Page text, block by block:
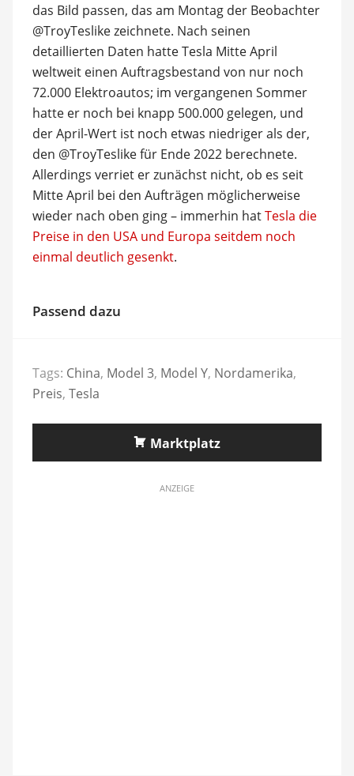
das Bild passen, das am Montag der Beobachter
@TroyTeslike zeichnete. Nach seinen
detaillierten Daten hatte Tesla Mitte April
weltweit einen Auftragsbestand von nur noch
72.000 Elektroautos; im vergangenen Sommer
hatte er noch bei knapp 500.000 gelegen, und
der April-Wert ist noch etwas niedriger als der,
den @TroyTeslike für Ende 2022 berechnete.
Allerdings verriet er zunächst nicht, ob es seit
Mitte April bei den Aufträgen möglicherweise
wieder nach oben ging – immerhin hatTesla die
Preise in den USA und Europa seitdem noch
einmal deutlich gesenkt.
Passend dazu
Tags: China, Model 3, Model Y, Nordamerika,
Preis, Tesla
Marktplatz
ANZEIGE